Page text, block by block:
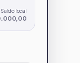
Saldo local